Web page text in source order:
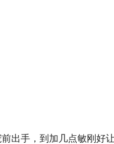
手，到加几点敏刚好